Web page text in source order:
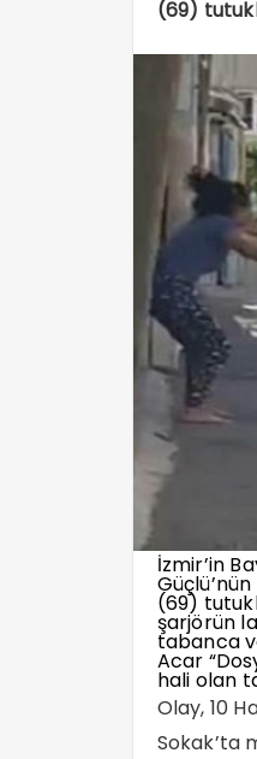
(69)
İzmir’in
(69)
şarjörün
tabanca
Acar
hali olan
Olay, 10
Sokak’ta